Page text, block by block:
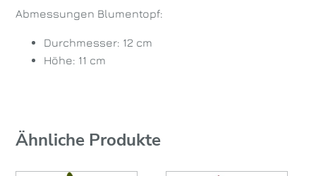
Abmessungen Blumentopf:
Durchmesser: 12 cm
Höhe: 11 cm
Ähnliche Produkte